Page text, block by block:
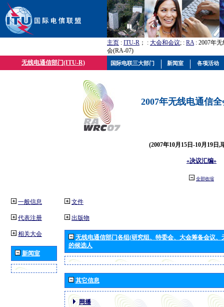
主页 : ITU-R ； : 大会和会议; : RA: 2007年
会(RA-07)
无线电通信部门(ITU-R)
2007年无线电通信
(2007年10月15日-10月19日,
«决议汇编»
全部收缩
一般信息
代表注册
相关大会
新闻室
文件
出版物
无线电通信部门各组(研究组、特委会、大会筹备会议
的候选人
其它信息
网播
国际电联三大部门 新闻室 各项活动